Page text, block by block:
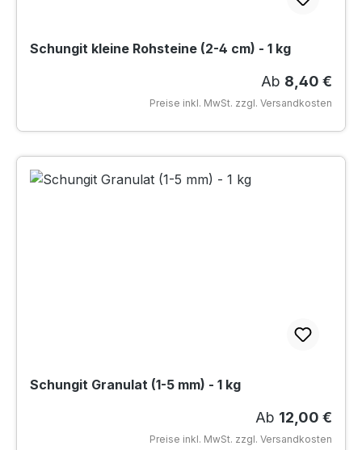
Schungit kleine Rohsteine (2-4 cm) - 1 kg
Regulärer
Ab 8,40 €
Preise inkl. MwSt. zzgl. Versandkosten
Schungit Granulat (1-5 mm) - 1 kg
Regulärer
Ab 12,00 €
Preise inkl. MwSt. zzgl. Versandkosten